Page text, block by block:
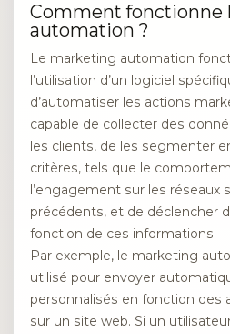
Comment fonctionne
automation ?
Le marketing automation
l’utilisation d’un logiciel
d’automatiser les actions
capable de collecter des
les clients, de les segmenter
critères, tels que le
l’engagement sur les réseaux
précédents, et de déclencher
fonction de ces informations.
Par exemple, le marketing
utilisé pour envoyer
personnalisés en fonction des
sur un site web. Si un